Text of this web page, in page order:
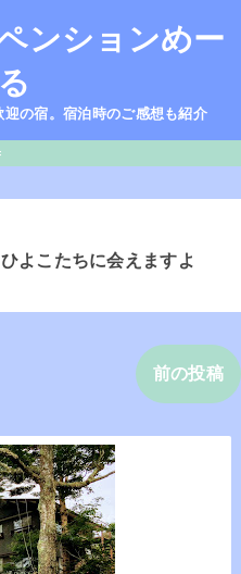
ンションめー
の宿。宿泊時のご感想も紹介
よこたちに会えますよ
前の投稿